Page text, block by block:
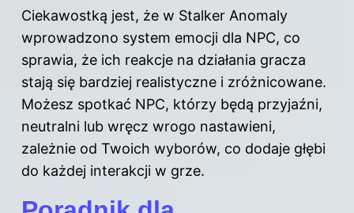
Ciekawostką jest, że w Stalker Anomaly
wprowadzono system emocji dla NPC, co
sprawia, że ich reakcje na działania gracza
stają się bardziej realistyczne i zróżnicowane.
Możesz spotkać NPC, którzy będą przyjaźni,
neutralni lub wręcz wrogo nastawieni,
zależnie od Twoich wyborów, co dodaje głębi
do każdej interakcji w grze.